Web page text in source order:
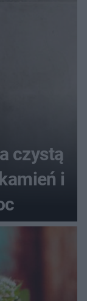
czystą
i